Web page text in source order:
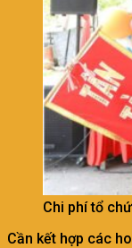
Chi phí tổ
Cần kết hợp các